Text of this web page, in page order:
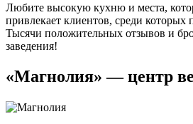
Любите высокую кухню и места,
привлекает клиентов, среди
Тысячи положительных отзывов и
заведения!
«Магнолия» — центр